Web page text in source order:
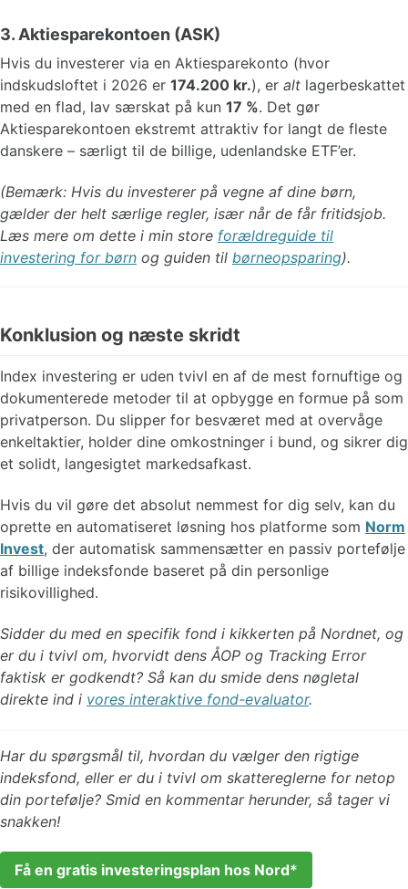
3. Aktiesparekontoen (ASK)
Hvis du investerer via en Aktiesparekonto (hvor
indskudsloftet i 2026 er 174.200 kr.), er alt lagerbeskattet
med en flad, lav særskat på kun 17 %. Det gør
Aktiesparekontoen ekstremt attraktiv for langt de fleste
danskere – særligt til de billige, udenlandske ETF’er.
(Bemærk: Hvis du investerer på vegne af dine børn,
gælder der helt særlige regler, især når de får fritidsjob.
Læs mere om dette i min store forældreguide til
investering for børn og guiden til børneopsparing).
Konklusion og næste skridt
Index investering er uden tvivl en af de mest fornuftige og
dokumenterede metoder til at opbygge en formue på som
privatperson. Du slipper for besværet med at overvåge
enkeltaktier, holder dine omkostninger i bund, og sikrer dig
et solidt, langesigtet markedsafkast.
Hvis du vil gøre det absolut nemmest for dig selv, kan du
oprette en automatiseret løsning hos platforme som Norm
Invest, der automatisk sammensætter en passiv portefølje
af billige indeksfonde baseret på din personlige
risikovillighed.
Sidder du med en specifik fond i kikkerten på Nordnet, og
er du i tvivl om, hvorvidt dens ÅOP og Tracking Error
faktisk er godkendt? Så kan du smide dens nøgletal
direkte ind i vores interaktive fond-evaluator.
Har du spørgsmål til, hvordan du vælger den rigtige
indeksfond, eller er du i tvivl om skattereglerne for netop
din portefølje? Smid en kommentar herunder, så tager vi
snakken!
Få en gratis investeringsplan hos Nord